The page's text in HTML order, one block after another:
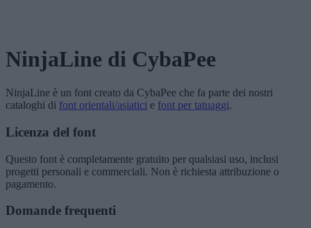
NinjaLine di CybaPee
NinjaLine è un font creato da CybaPee che fa parte dei nostri
cataloghi di font orientali/asiatici e font per tatuaggi.
Licenza del font
Questo font è completamente gratuito per qualsiasi uso, inclusi
progetti personali e commerciali. Non è richiesta attribuzione o
pagamento.
Domande frequenti